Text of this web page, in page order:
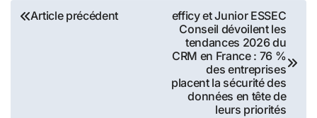
Navigation
Article précédent
efficy et Junior ESSEC
Conseil dévoilent les
tendances 2026 du
CRM en France : 76 %
des entreprises
placent la sécurité des
données en tête de
leurs priorités